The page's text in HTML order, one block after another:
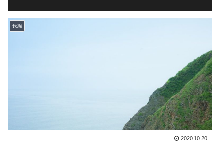
長編
2020.10.20